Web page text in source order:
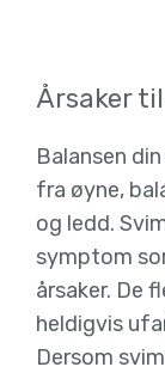
Årsaker
Balansen
fra øyne,
og ledd.
symptom
årsaker. De
heldigvis
Dersom